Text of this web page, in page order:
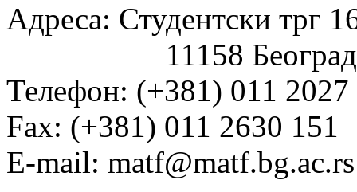
Адреса: Студентски трг
11158 Београд
Телефон: (+381) 011 2027
Fаx: (+381) 011 2630 151
E-mail: matf@matf.bg.ac.rs